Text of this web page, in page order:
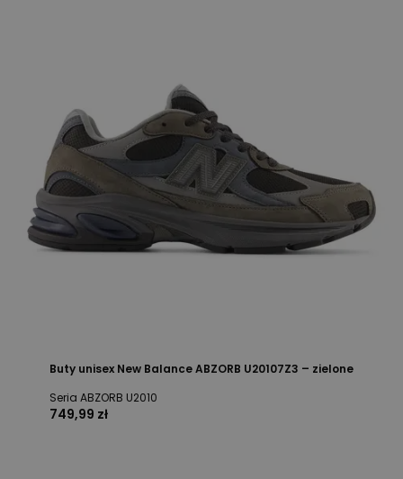
Buty unisex New Balance ABZORB U20107Z3 – zielone
Seria ABZORB U2010
749,99 zł